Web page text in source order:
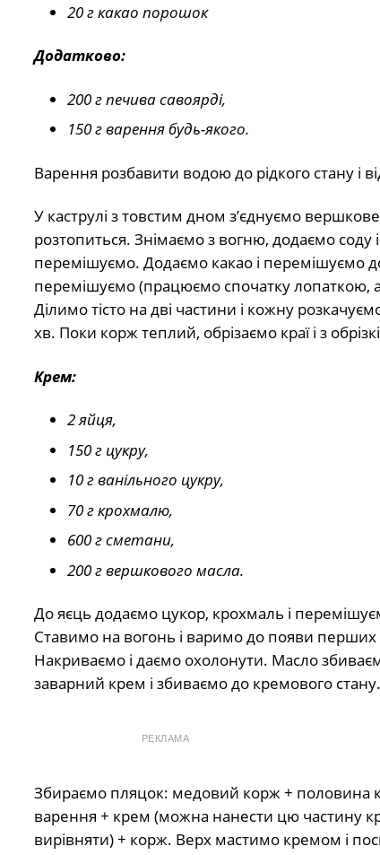
20 г какао порошок
Додатково:
200 г печива савоярді,
150 г варення будь-якого.
Варення розбавити водою до рідкого стану і
У каструлі з товстим дном з’єднуємо
розтопиться. Знімаємо з вогню, додаємо
перемішуємо. Додаємо какао і перемішуємо
перемішуємо (працюємо спочатку лопаткою,
Ділимо тісто на дві частини і кожну
хв. Поки корж теплий, обрізаємо краї і з
Крем:
2 яйця,
150 г цукру,
10 г ванільного цукру,
70 г крохмалю,
600 г сметани,
200 г вершкового масла.
До яєць додаємо цукор, крохмаль і
Ставимо на вогонь і варимо до появи перших
Накриваємо і даємо охолонути. Масло
заварний крем і збиваємо до кремового
РЕКЛАМА
Збираємо пляцок: медовий корж + половина
варення + крем (можна нанести цю частину
вирівняти) + корж. Верх мастимо кремом і